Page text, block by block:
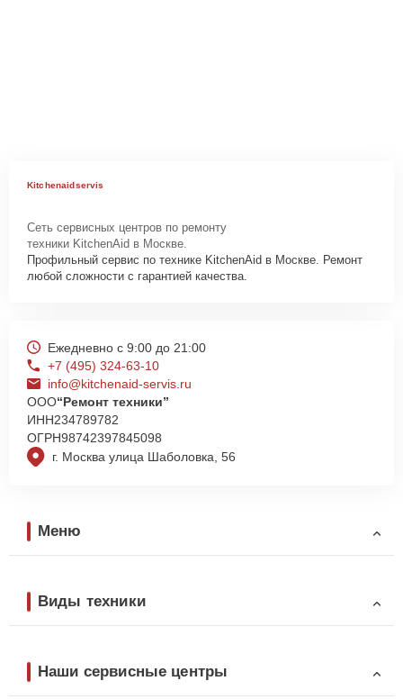
Kitchenaidservis
Сеть сервисных центров по ремонту
техники KitchenAid в Москве.
Профильный сервис по технике KitchenAid в Москве. Ремонт
любой сложности с гарантией качества.
г. Москва улица Шаболовка, 56
Ежедневно с 9:00 до 21:00
+7 (495) 324-63-10
info@kitchenaid-servis.ru
ООО“Ремонт техники”
ИНН234789782
ОГРН98742397845098
Меню
Виды техники
Наши сервисные центры